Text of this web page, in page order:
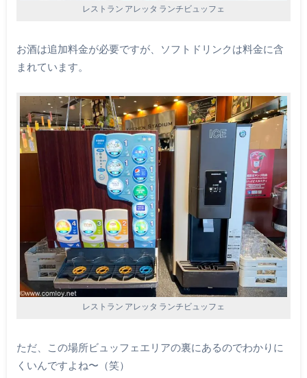
レストラン アレッタ ランチビュッフェ
お酒は追加料金が必要ですが、ソフトドリンクは料金に含
まれています。
レストラン アレッタ ランチビュッフェ
ただ、この場所ビュッフェエリアの裏にあるのでわかりに
くいんですよね〜（笑）